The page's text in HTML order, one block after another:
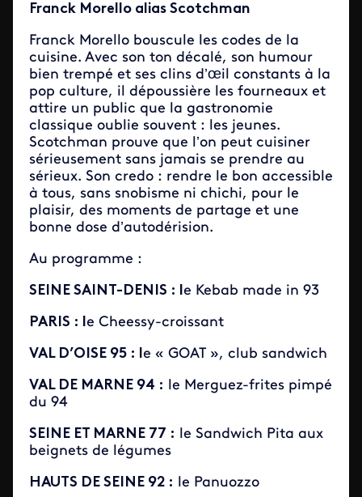
Franck Morello alias Scotchman
Franck Morello bouscule les codes de la
cuisine. Avec son ton décalé, son humour
bien trempé et ses clins d’œil constants à la
pop culture, il dépoussière les fourneaux et
attire un public que la gastronomie
classique oublie souvent : les jeunes.
Scotchman prouve que l’on peut cuisiner
sérieusement sans jamais se prendre au
sérieux. Son credo : rendre le bon accessible
à tous, sans snobisme ni chichi, pour le
plaisir, des moments de partage et une
bonne dose d’autodérision.
Au programme :
SEINE SAINT-DENIS : l e Kebab made in 93
PARIS : l e Cheessy-croissant
VAL D’OISE 95 : l e « GOAT », club sandwich
VAL DE MARNE 94 :
le Merguez-frites pimpé
du 94
SEINE ET MARNE 77 :
le Sandwich Pita aux
beignets de légumes
HAUTS DE SEINE 92 : le Panuozzo